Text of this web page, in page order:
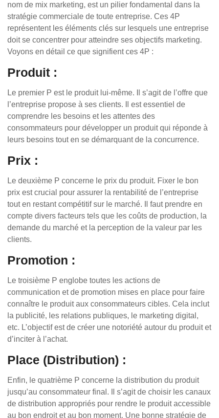
nom de mix marketing, est un pilier fondamental dans la
stratégie commerciale de toute entreprise. Ces 4P
représentent les éléments clés sur lesquels une entreprise
doit se concentrer pour atteindre ses objectifs marketing.
Voyons en détail ce que signifient ces 4P :
Produit :
Le premier P est le produit lui-même. Il s’agit de l’offre que
l’entreprise propose à ses clients. Il est essentiel de
comprendre les besoins et les attentes des
consommateurs pour développer un produit qui réponde à
leurs besoins tout en se démarquant de la concurrence.
Prix :
Le deuxième P concerne le prix du produit. Fixer le bon
prix est crucial pour assurer la rentabilité de l’entreprise
tout en restant compétitif sur le marché. Il faut prendre en
compte divers facteurs tels que les coûts de production, la
demande du marché et la perception de la valeur par les
clients.
Promotion :
Le troisième P englobe toutes les actions de
communication et de promotion mises en place pour faire
connaître le produit aux consommateurs cibles. Cela inclut
la publicité, les relations publiques, le marketing digital,
etc. L’objectif est de créer une notoriété autour du produit et
d’inciter à l’achat.
Place (Distribution) :
Enfin, le quatrième P concerne la distribution du produit
jusqu’au consommateur final. Il s’agit de choisir les canaux
de distribution appropriés pour rendre le produit accessible
au bon endroit et au bon moment. Une bonne stratégie de